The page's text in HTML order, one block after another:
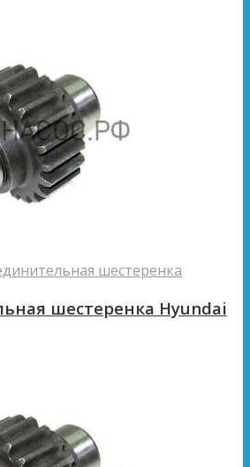
шестеренка
шестеренка Hyundai